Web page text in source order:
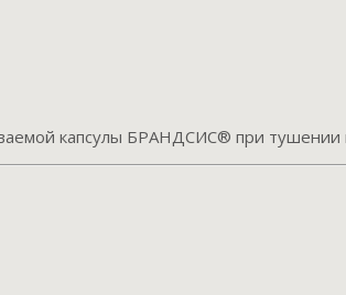
капсулы БРАНДСИС® при